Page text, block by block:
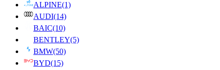
ALPINE(1)
AUDI(14)
BAIC(10)
BENTLEY(5)
BMW(50)
BYD(15)